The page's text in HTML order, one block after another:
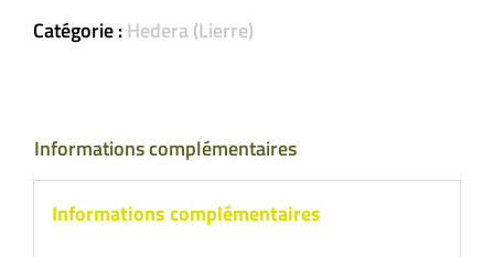
Catégorie :Hedera (Lierre)
Informations complémentaires
Informations complémentaires